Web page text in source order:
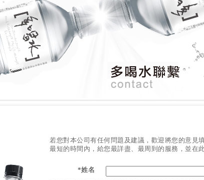
若您對本公司有任何問題及建議，歡迎將您的意見
最短的時間內，給您最詳盡、最周到的服務，並在
*姓名